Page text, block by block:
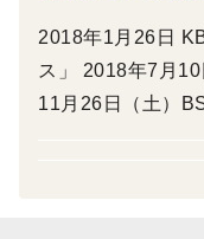
にこまるの特徴で
も良い具合です。
2018年1月26日
ス」 2018年7月
11月26日（土）BS1 声は届くのか〜秘蔵フ